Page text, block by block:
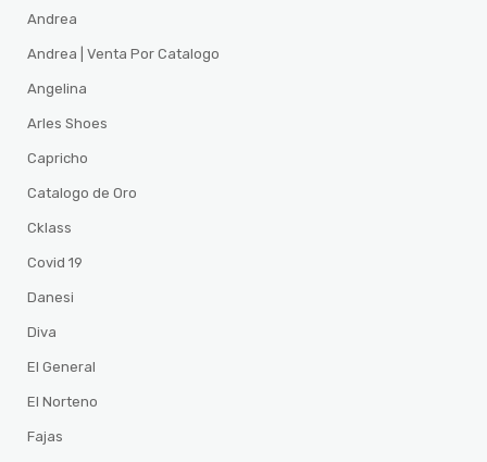
Andrea
Andrea | Venta Por Catalogo
Angelina
Arles Shoes
Capricho
Catalogo de Oro
Cklass
Covid 19
Danesi
Diva
El General
El Norteno
Fajas